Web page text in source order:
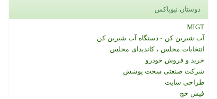
دوستان نیوباکس
MIGT
آب شیرین کن - دستگاه آب شیرین کن
انتخابات مجلس ، کاندیدای مجلس
خرید و فروش خودرو
شرکت صنعتی سخت پوشش
طراحی سایت
فیش حج